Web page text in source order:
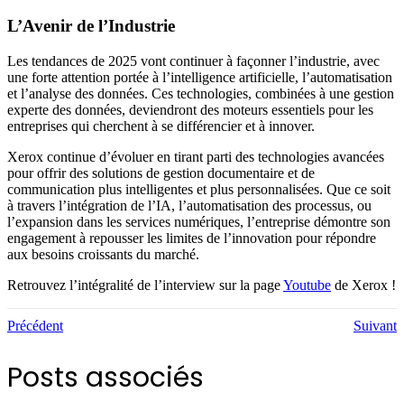
L’Avenir de l’Industrie
Les tendances de 2025 vont continuer à façonner l’industrie, avec
une forte attention portée à l’intelligence artificielle, l’automatisation
et l’analyse des données. Ces technologies, combinées à une gestion
experte des données, deviendront des moteurs essentiels pour les
entreprises qui cherchent à se différencier et à innover.
Xerox continue d’évoluer en tirant parti des technologies avancées
pour offrir des solutions de gestion documentaire et de
communication plus intelligentes et plus personnalisées. Que ce soit
à travers l’intégration de l’IA, l’automatisation des processus, ou
l’expansion dans les services numériques, l’entreprise démontre son
engagement à repousser les limites de l’innovation pour répondre
aux besoins croissants du marché.
Retrouvez l’intégralité de l’interview sur la pageYoutube de Xerox !
Précédent Suivant
Posts associés